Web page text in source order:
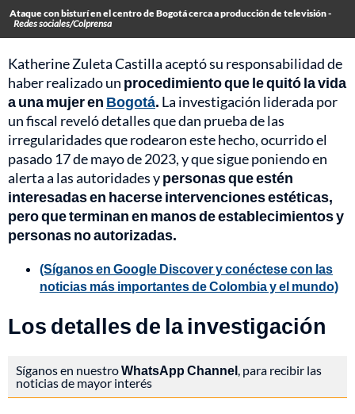
Ataque con bisturí en el centro de Bogotá cerca a producción de televisión -
Redes sociales/Colprensa
Katherine Zuleta Castilla aceptó su responsabilidad de
haber realizado un procedimiento que le quitó la vida
a una mujer en Bogotá. La investigación liderada por
un fiscal reveló detalles que dan prueba de las
irregularidades que rodearon este hecho, ocurrido el
pasado 17 de mayo de 2023, y que sigue poniendo en
alerta a las autoridades ypersonas que estén
interesadas en hacerse intervenciones estéticas,
pero que terminan en manos de establecimientos y
personas no autorizadas.
(Síganos en Google Discover y conéctese con las
noticias más importantes de Colombia y el mundo)
Los detalles de la investigación
Síganos en nuestroWhatsApp Channel, para recibir las
noticias de mayor interés